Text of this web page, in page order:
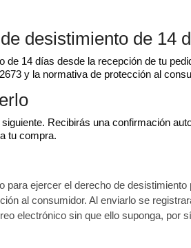
desistimiento de 14
de 14 días desde la recepción de tu
y la normativa de protección al
Recibirás una confirmación
tu compra.
para ejercer el derecho de
al consumidor. Al enviarlo se
electrónico sin que ello suponga, por